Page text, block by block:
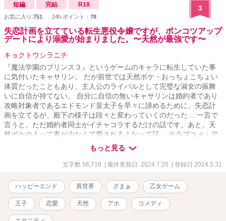
短編 完結 R18
お気に入り:751 24h.ポイント： 78
3
失恋計画を立てている転生悪役令嬢ですが、ポンコツアップ
デートにより溺愛が始まりました。〜天然が最強です〜
キョクトウシラニチ
『魔法学園のプリンス３』というゲームのキャラに転生していた事
に気付いたキャサリン。 だが前世では天然ボケ・おっちょこちょい
体質だったこともあり、主人公のライバルとして完璧な淑女の振舞
いに自信が持てない。 自分に自信の無いキャサリンは婚約者であり
攻略対象者であるエドモンド皇太子を早々に諦めるために、失恋計
画を立てるが、殿下の様子は段々と変わっていくのだった… 一言で
言うと、ただ婚約者同士がイチャコラするだけの話です。あと、天
然ボケの人って毒が少なくて愛されるよなって話。 ※ラブコメ・ア
ホエロ・下品な表現・天然・溺愛・腹黒ヒロイン・一人称の地の
文・魔法・ラッキースケベ、ヒーローによる軽いざまぁが含まれま
す。番外編にて一部残酷な描写があります。 苦手な方はご注意くだ
24.7.20番外編３話投稿完了しました。
もっと見る
文字数 56,716 | 最終更新日 2024.7.20 | 登録日 2024.5.31
ハッピーエンド 異世界 ざまぁ 乙女ゲーム
王子 恋愛 天然 アホ コメディ